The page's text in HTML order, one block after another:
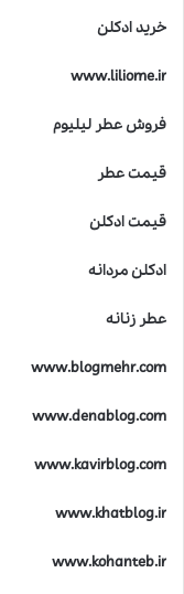
خرید ادکلن
www.liliome.ir
فروش عطر لیلیوم
قیمت عطر
قیمت ادکلن
ادکلن مردانه
عطر زنانه
www.blogmehr.com
www.denablog.com
www.kavirblog.com
www.khatblog.ir
www.kohanteb.ir